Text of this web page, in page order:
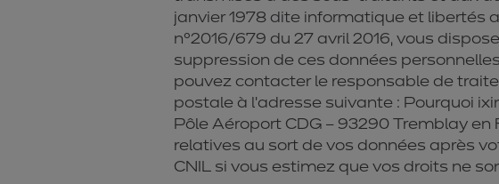
janvier 1978 dite informatique et libertés
n°2016/679 du 27 avril 2016, vous
suppression de ces données
pouvez contacter le responsable de
postale à l’adresse suivante : Pourquoi
Pôle Aéroport CDG – 93290 Tremblay
relatives au sort de vos données après
CNIL si vous estimez que vos droits ne